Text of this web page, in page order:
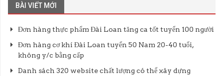
BÀI VIẾT MỚI
Đơn hàng thực phẩm Đài Loan tăng ca tốt tuyển 100 người
Đơn hàng cơ khí Đài Loan tuyển 50 Nam 20-40 tuổi,
không y/c bằng cấp
Danh sách 320 website chất lượng có thể xây dựng